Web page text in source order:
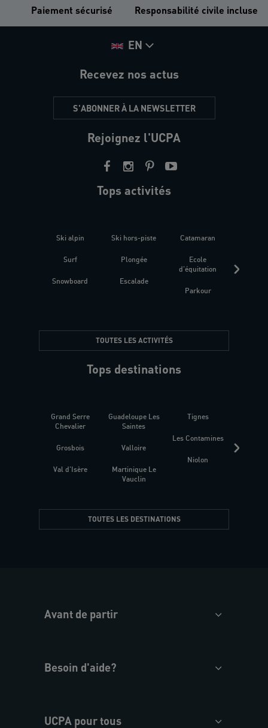
Paiement sécurisé Responsabilité civile incluse
EN
Recevez nos actus
S'ABONNER À LA NEWSLETTER
Rejoignez l'UCPA
Tops activités
Ski alpin
Surf
Snowboard
Ski hors-piste
Plongée
Escalade
Catamaran
Ecole
d'équitation
Parkour
TOUTES LES ACTIVITÉS
Tops destinations
Grand Serre
Chevalier
Grosbois
Val d'Isère
Guadeloupe Les
Saintes
Valloire
Martinique Le
Vauclin
Tignes
Les Contamines
Niolon
TOUTES LES DESTINATIONS
Avant de partir
Besoin d'aide?
UCPA pour tous